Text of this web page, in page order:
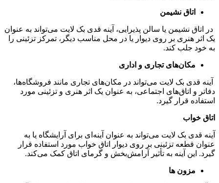
اتاق نشیمن
در اتاق نشیمن یا سالن پذیرایی، آینه قدی بک لایت می‌تواند به عنوان
یک اثر هنری بر روی دیوار یا در محل مناسب دیگر، تمرکز تزئینی را
به خود جلب کند.
مکان‌های تجاری و اداری
آینه قدی بک لایت می‌تواند در مکان‌های تجاری مانند فروشگاه‌ها،
دفاتر و اتاق‌های اجتماعی، به عنوان یک اثر هنری و تزئینی مورد
استفاده قرار گیرد.
اتاق خواب
آینه قدی بک لایت می‌تواند به عنوان آینه‌ای برای آرایشگاه یا به
عنوان قطعه تزئینی بر روی دیوار اتاق خواب مورد استفاده قرار
گیرد. این آینه به تأثیر آرامش‌بخش و گرمای اتاق کمک می‌کند.
مزون ها